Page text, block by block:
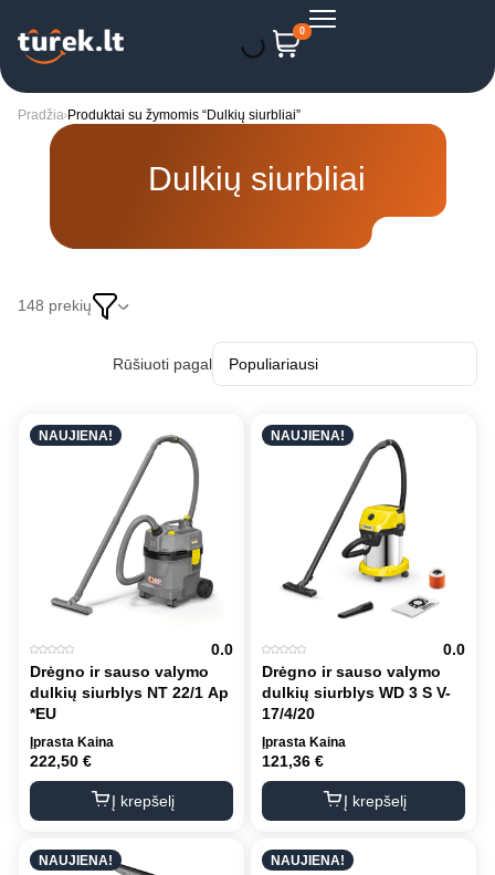
0
Pradžia Produktai su žymomis “Dulkių siurbliai”
Dulkių siurbliai
148 prekių
Rūšiuoti pagal
NAUJIENA!
0.0
Drėgno ir sauso valymo
dulkių siurblys NT 22/1 Ap
*EU
Įprasta Kaina
222,50 €
Į krepšelį
NAUJIENA!
0.0
Drėgno ir sauso valymo
dulkių siurblys WD 3 S V-
17/4/20
Įprasta Kaina
121,36 €
Į krepšelį
NAUJIENA! NAUJIENA!